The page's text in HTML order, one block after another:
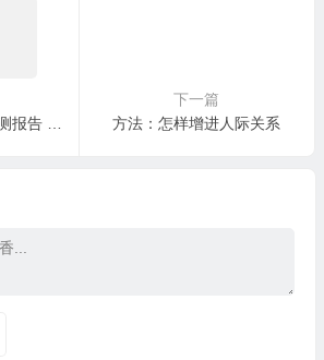
下一篇
方法：怎样增进人际关系